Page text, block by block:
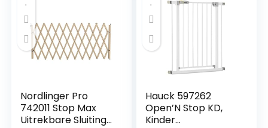
Nordlinger Pro
742011 Stop Max
Uitrekbare Sluiting
Hauck 597262
Open’N Stop KD,
Kinder